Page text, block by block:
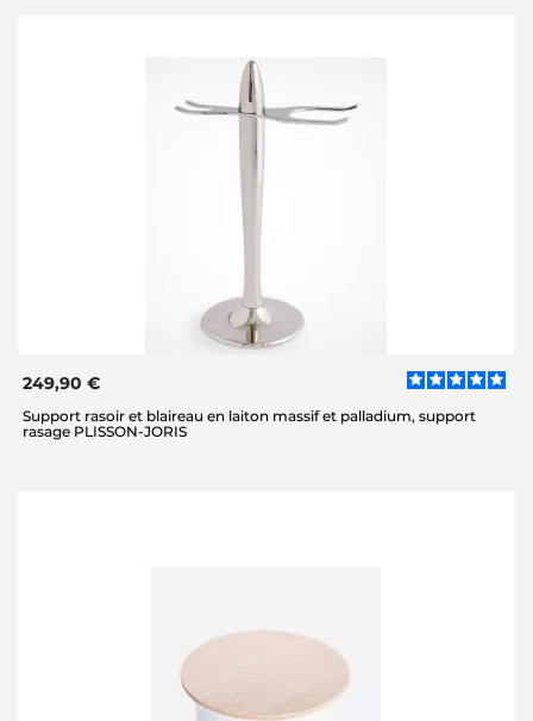
249,90 €
Support rasoir et blaireau en laiton massif et palladium, support
rasage PLISSON-JORIS